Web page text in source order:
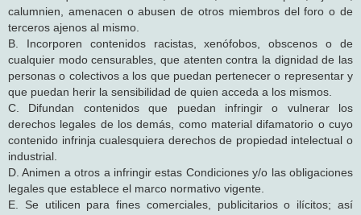
calumnien, amenacen o abusen de otros miembros del foro o de
terceros ajenos al mismo.
B. Incorporen contenidos racistas, xenófobos, obscenos o de
cualquier modo censurables, que atenten contra la dignidad de las
personas o colectivos a los que puedan pertenecer o representar y
que puedan herir la sensibilidad de quien acceda a los mismos.
C. Difundan contenidos que puedan infringir o vulnerar los
derechos legales de los demás, como material difamatorio o cuyo
contenido infrinja cualesquiera derechos de propiedad intelectual o
industrial.
D. Animen a otros a infringir estas Condiciones y/o las obligaciones
legales que establece el marco normativo vigente.
E. Se utilicen para fines comerciales, publicitarios o ilícitos; así